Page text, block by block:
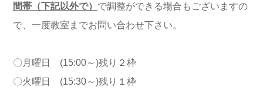
間帯（下記以外で） で調整ができる場合もございますの
で、一度教室までお問い合わせ下さい。
〇月曜日 (15:00～)残り２枠
〇火曜日 (15:30～)残り１枠